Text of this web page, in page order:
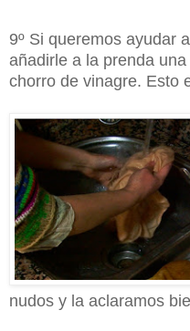
9º Si queremos ayudar
añadirle a la prenda
chorro de vinagre. Esto
nudos y la aclaramos